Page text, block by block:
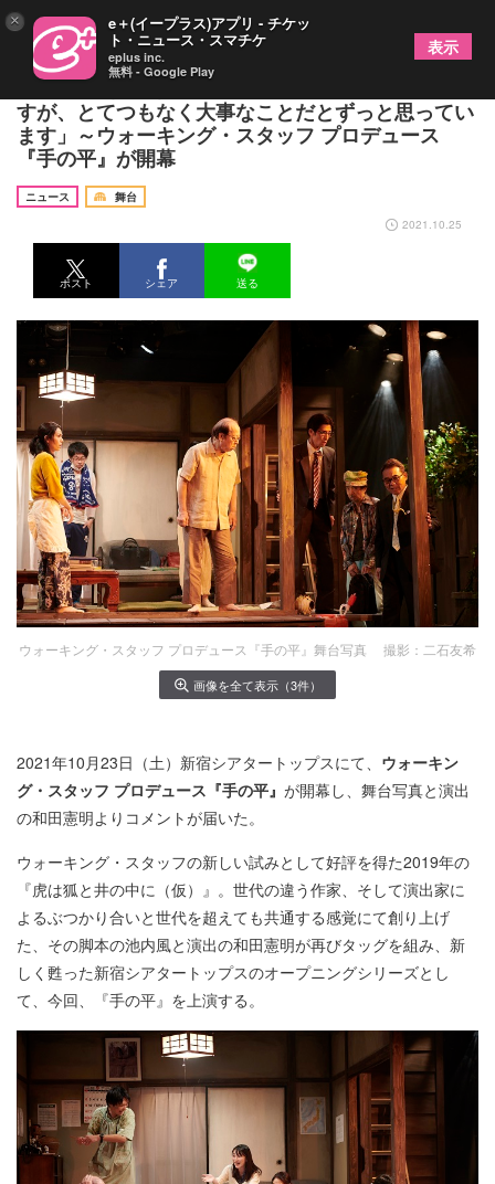
和田憲明（演出）「『家族』や『家族愛』は苦手で
すが、とてつもなく大事なことだとずっと思ってい
ます」～ウォーキング・スタッフ プロデュース
『手の平』が開幕
ニュース
舞台
2021.10.25
ポスト シェア 送る
ウォーキング・スタッフ プロデュース『手の平』舞台写真 撮影：二石友希
画像を全て表示（3件）
2021年10月23日（土）新宿シアタートップスにて、 ウォーキン
グ・スタッフ プロデュース『手の平』 が開幕し、舞台写真と演出
の和田憲明よりコメントが届いた。
ウォーキング・スタッフの新しい試みとして好評を得た2019年の
『虎は狐と井の中に（仮）』。世代の違う作家、そして演出家に
よるぶつかり合いと世代を超えても共通する感覚にて創り上げ
た、その脚本の池内風と演出の和田憲明が再びタッグを組み、新
しく甦った新宿シアタートップスのオープニングシリーズとし
て、今回、『手の平』を上演する。
× e＋(イープラス)アプリ - チケッ
ト・ニュース・スマチケ
eplus inc.
無料 - Google Play
表示